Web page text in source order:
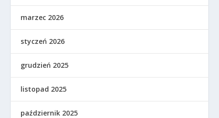
marzec 2026
styczeń 2026
grudzień 2025
listopad 2025
październik 2025